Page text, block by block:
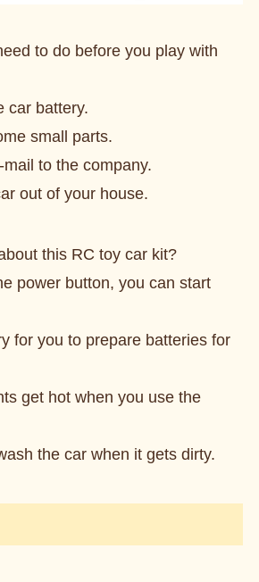
to do before you play with
battery.
small parts.
to the company.
out of your house.
this RC toy car kit?
power button, you can start
for you to prepare batteries for
get hot when you use the
the car when it gets dirty.